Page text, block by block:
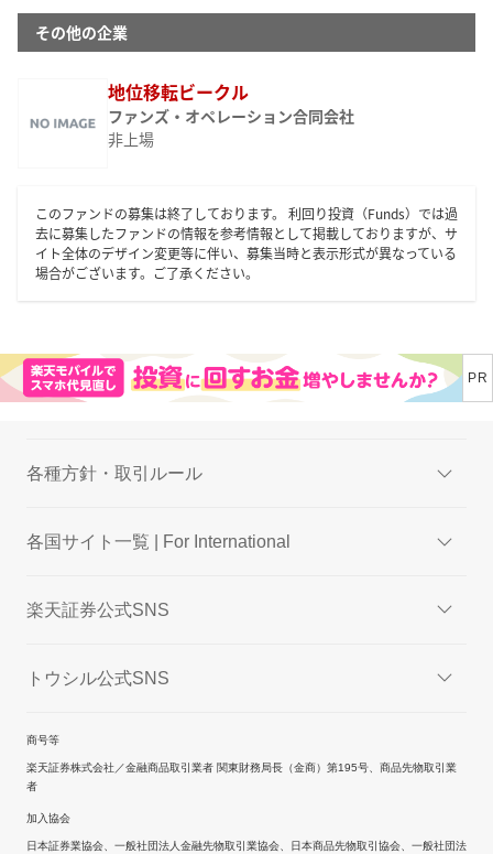
その他の企業
地位移転ビークル
ファンズ・オペレーション合同会社
非上場
このファンドの募集は終了しております。 利回り投資（Funds）では過
去に募集したファンドの情報を参考情報として掲載しておりますが、サ
イト全体のデザイン変更等に伴い、募集当時と表示形式が異なっている
場合がございます。ご了承ください。
各種方針・取引ルール
各国サイト一覧 | For International
楽天証券公式SNS
トウシル公式SNS
商号等
楽天証券株式会社／金融商品取引業者 関東財務局長（金商）第195号、商品先物取引業
者
加入協会
日本証券業協会、一般社団法人金融先物取引業協会、日本商品先物取引協会、一般社団法